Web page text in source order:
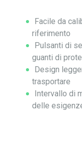
Facile da
riferimento
Pulsanti di
guanti di
Design
trasportare
Intervallo di
delle